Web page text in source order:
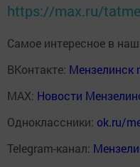
https://max.ru/
Самое интересное в
ВКонтакте: Мензелинск
MAX: Новости
Одноклассники: ok.ru/
Telegram-канал: